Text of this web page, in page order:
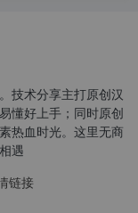
技术分享主打原创汉
懂好上手；同时原创
热血时光。这里无商
遇
链接